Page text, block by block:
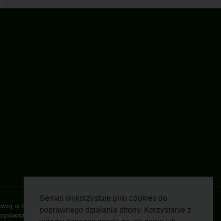
Serwis wykorzystuje pliki cookies do
poprawnego działania strony. Korzystanie z
o Prawie Autorskim i Prawach Pokrewnych z dnia 4 lutego
zdjęć, fragmentów grafiki, tekstów opisów w